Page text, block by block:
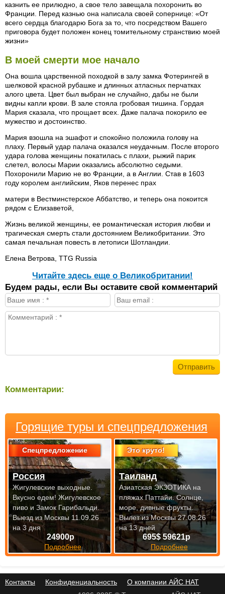
казнить ее прилюдно, а свое тело завещала похоронить во
Франции. Перед казнью она написала своей сопернице: «От
всего сердца благодарю Бога за то, что посредством Вашего
приговора будет положен конец томительному странствию моей
жизни»
В моей смерти мое начало
Она вошла царственной походкой в залу замка Фотерингей в
шелковой красной рубашке и длинных атласных перчатках
алого цвета. Цвет был выбран не случайно, дабы не были
видны капли крови. В зале стояла гробовая тишина. Гордая
Мария сказала, что прощает всех. Даже палача покорило ее
мужество и достоинство.
Мария взошла на эшафот и спокойно положила голову на
плаху. Первый удар палача оказался неудачным. После второго
удара голова женщины покатилась с плахи, рыжий парик
слетел, волосы Марии оказались абсолютно седыми.
Похоронили Марию не во Франции, а в Англии. Став в 1603
году королем английским, Яков перенес прах
матери в Вестминстерское Аббатство, и теперь она покоится
рядом с Елизаветой,
Жизнь великой женщины, ее романтическая история любви и
трагическая смерть стали достоянием Великобритании. Это
самая печальная повесть в летописи Шотландии.
Елена Ветрова, TTG Russia
Читайте здесь еще о Великобритании!
Будем рады, если Вы оставите свой комментарий
Комментарии:
Горящие туры и спецпредложения
Спецпредложение
24900р
Подробнее
Россия
Жигулевские выходные.
Вкусно едем! Жигулевское
пиво и Замок Гарибальди.
Выезд из Москвы 11.09.26
на 3 дня
Это круто!
695$ 59621р
Подробнее
Таиланд
Азиатская ЭКЗОТИКА на
пляжах Паттайи. Солнце,
море, дивные фрукты.
Вылет из Москвы 27.08.26
на 13 дней
Контакты Конфиденциальность
О компании АЙС НАТ